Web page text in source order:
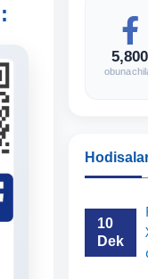
5,800
10
Dek